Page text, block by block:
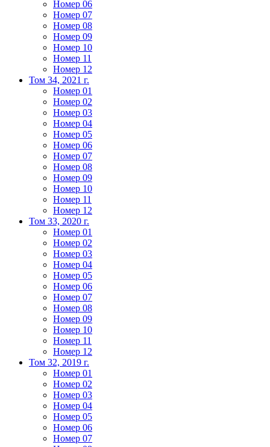
Номер 06
Номер 07
Номер 08
Номер 09
Номер 10
Номер 11
Номер 12
Том 34, 2021 г.
Номер 01
Номер 02
Номер 03
Номер 04
Номер 05
Номер 06
Номер 07
Номер 08
Номер 09
Номер 10
Номер 11
Номер 12
Том 33, 2020 г.
Номер 01
Номер 02
Номер 03
Номер 04
Номер 05
Номер 06
Номер 07
Номер 08
Номер 09
Номер 10
Номер 11
Номер 12
Том 32, 2019 г.
Номер 01
Номер 02
Номер 03
Номер 04
Номер 05
Номер 06
Номер 07